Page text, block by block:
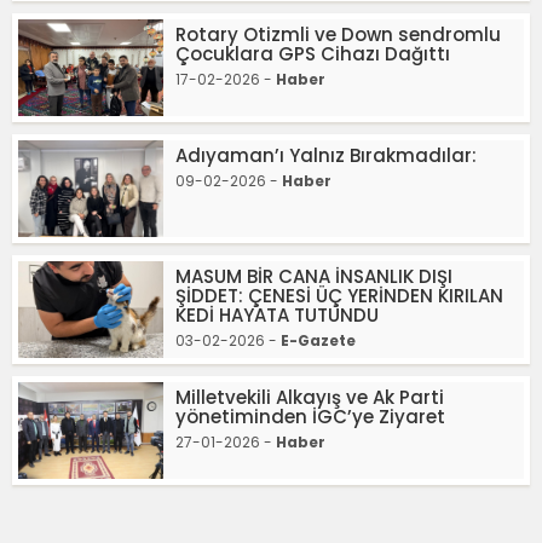
Rotary Otizmli ve Down sendromlu
Çocuklara GPS Cihazı Dağıttı
17-02-2026 - Haber
Adıyaman’ı Yalnız Bırakmadılar:
09-02-2026 - Haber
MASUM BİR CANA İNSANLIK DIŞI
ŞİDDET: ÇENESİ ÜÇ YERİNDEN KIRILAN
KEDİ HAYATA TUTUNDU
03-02-2026 - E-Gazete
Milletvekili Alkayış ve Ak Parti
yönetiminden İGC’ye Ziyaret
27-01-2026 - Haber